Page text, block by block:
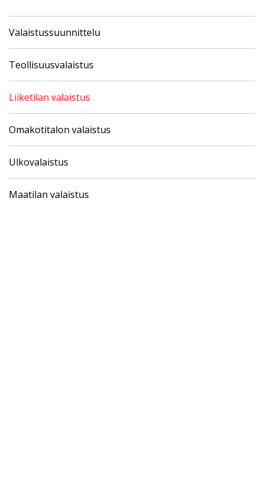
Valaistussuunnittelu
Teollisuusvalaistus
Liiketilan valaistus
Omakotitalon valaistus
Ulkovalaistus
Maatilan valaistus